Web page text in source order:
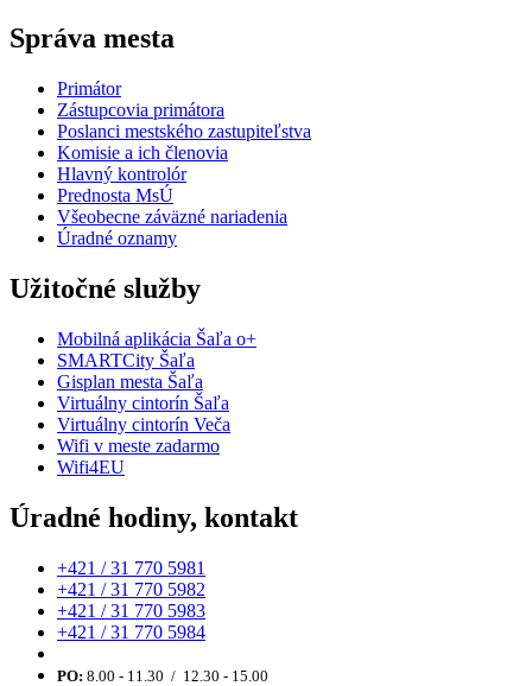
Správa mesta
Primátor
Zástupcovia primátora
Poslanci mestského zastupiteľstva
Komisie a ich členovia
Hlavný kontrolór
Prednosta MsÚ
Všeobecne záväzné nariadenia
Úradné oznamy
Užitočné služby
Mobilná aplikácia Šaľa o+
SMARTCity Šaľa
Gisplan mesta Šaľa
Virtuálny cintorín Šaľa
Virtuálny cintorín Veča
Wifi v meste zadarmo
Wifi4EU
Úradné hodiny, kontakt
+421 / 31 770 5981
+421 / 31 770 5982
+421 / 31 770 5983
+421 / 31 770 5984
PO: 8.00 - 11.30 / 12.30 - 15.00